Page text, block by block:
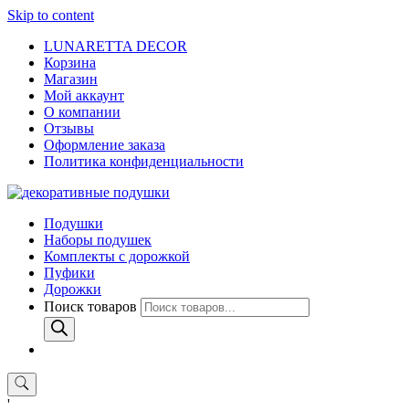
Skip to content
LUNARETTA DECOR
Корзина
Магазин
Мой аккаунт
О компании
Отзывы
Оформление заказа
Политика конфиденциальности
Подушки
Наборы подушек
Комплекты с дорожкой
Пуфики
Дорожки
Поиск товаров
'